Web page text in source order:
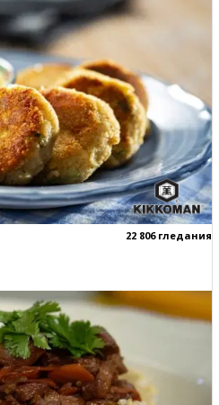
22 806 гледания